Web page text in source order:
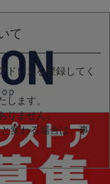
て
ドレスを登録してく
ます。
りません。
変わる場合は、事